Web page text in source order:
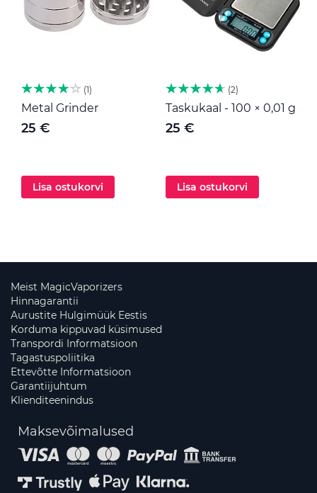
1
Metal Grinder
25 €
Lisa ostukorvi
2
Taskukaal - 100 × 0,01 g
25 €
Lisa ostukorvi
Meist MagicVaporizers
Hinnagarantii
Aurustite Hulgimüük Eestis
Korduma kippuvad küsimused
Transpordi Informatsioon
Tagastuspoliitika
Ettevõtte Informatsioon
Garantiijuhtum
Klienditeenindus
Maksevõimalused